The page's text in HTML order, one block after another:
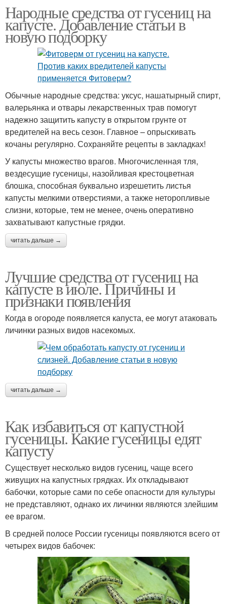
Народные средства от гусениц на
капусте. Добавление статьи в
новую подборку
Обычные народные средства: уксус, нашатырный спирт,
валерьянка и отвары лекарственных трав помогут
надежно защитить капусту в открытом грунте от
вредителей на весь сезон. Главное – опрыскивать
кочаны регулярно. Сохраняйте рецепты в закладках!
У капусты множество врагов. Многочисленная тля,
вездесущие гусеницы, назойливая крестоцветная
блошка, способная буквально изрешетить листья
капусты мелкими отверстиями, а также неторопливые
слизни, которые, тем не менее, очень оперативно
захватывают капустные грядки.
читать дальше →
Лучшие средства от гусениц на
капусте в июле. Причины и
признаки появления
Когда в огороде появляется капуста, ее могут атаковать
личинки разных видов насекомых.
читать дальше →
Как избавиться от капустной
гусеницы. Какие гусеницы едят
капусту
Существует несколько видов гусениц, чаще всего
живущих на капустных грядках. Их откладывают
бабочки, которые сами по себе опасности для культуры
не представляют, однако их личинки являются злейшим
ее врагом.
В средней полосе России гусеницы появляются всего от
четырех видов бабочек: